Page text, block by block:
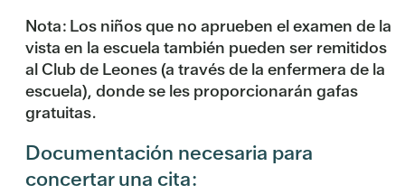
Nota: Los niños que no aprueben el examen de la
vista en la escuela también pueden ser remitidos
al Club de Leones (a través de la enfermera de la
escuela), donde se les proporcionarán gafas
gratuitas.
Documentación necesaria para
concertar una cita: